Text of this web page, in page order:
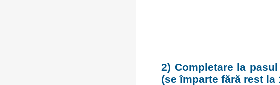
2) Completare la
(se împarte fără rest